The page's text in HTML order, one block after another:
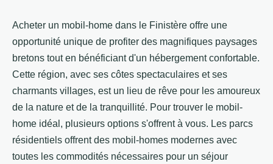
Acheter un mobil-home dans le Finistère offre une
opportunité unique de profiter des magnifiques paysages
bretons tout en bénéficiant d'un hébergement confortable.
Cette région, avec ses côtes spectaculaires et ses
charmants villages, est un lieu de rêve pour les amoureux
de la nature et de la tranquillité. Pour trouver le mobil-
home idéal, plusieurs options s'offrent à vous. Les parcs
résidentiels offrent des mobil-homes modernes avec
toutes les commodités nécessaires pour un séjour